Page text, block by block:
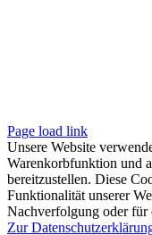
Page load link
Unsere Website
Warenkorbfunktion und
bereitzustellen. Diese
Funktionalität unserer
Nachverfolgung oder für
Zur